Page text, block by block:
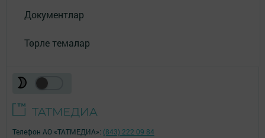
Документлар
Төрле темалар
Телефон АО «ТАТМЕДИА»: (843) 222 09 84